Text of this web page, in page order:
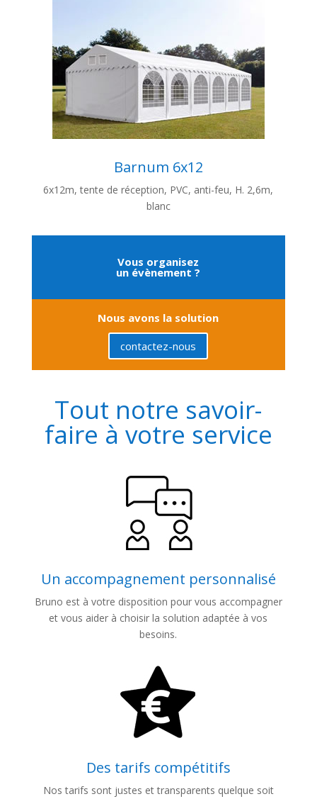
Barnum 6x12
6x12m, tente de réception, PVC, anti-feu, H. 2,6m,
blanc
Vous organisez
un évènement ?
Nous avons la solution
contactez-nous
Tout notre savoir-
faire à votre service
Un accompagnement personnalisé
Bruno est à votre disposition pour vous accompagner
et vous aider à choisir la solution adaptée à vos
besoins.
Des tarifs compétitifs
Nos tarifs sont justes et transparents quelque soit